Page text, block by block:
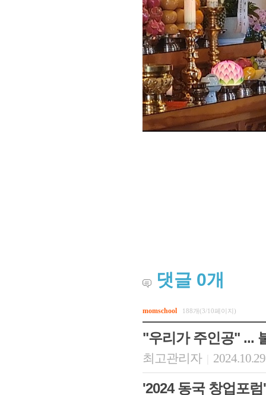
댓글 0개
momschool 188개(3/10페이지)
"우리가 주인공" ...
최고관리자
'2024 동국 창업포